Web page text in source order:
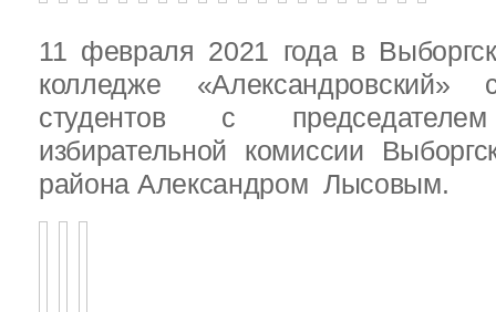
11 февраля 2021 года в
колледже «Александровский»
студентов с председателем
избирательной комиссии
района Александром Лысовым.